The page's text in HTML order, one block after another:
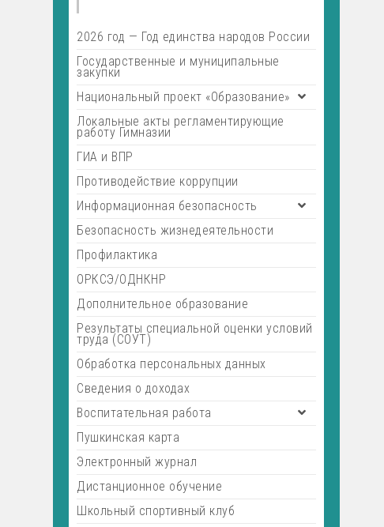
2026 год — Год единства народов России
Государственные и муниципальные
закупки
Национальный проект «Образование»
Локальные акты регламентирующие
работу Гимназии
ГИА и ВПР
Противодействие коррупции
Информационная безопасность
Безопасность жизнедеятельности
Профилактика
ОРКСЭ/ОДНКНР
Дополнительное образование
Результаты специальной оценки условий
труда (СОУТ)
Обработка персональных данных
Сведения о доходах
Воспитательная работа
Пушкинская карта
Электронный журнал
Дистанционное обучение
Школьный спортивный клуб